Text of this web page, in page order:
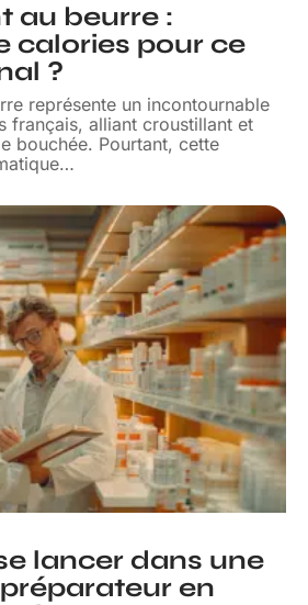
au beurre :
calories pour ce
?
représente un incontournable
français, alliant croustillant et
bouchée. Pourtant, cette
…
lancer dans une
en